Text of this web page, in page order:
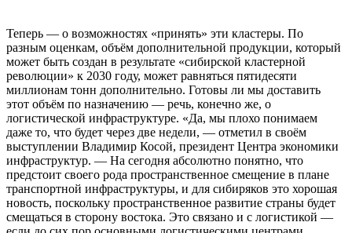
Теперь — о возможностях «принять» эти кластеры. По
разным оценкам, объём дополнительной продукции, который
может быть создан в результате «сибирской кластерной
революции» к 2030 году, может равняться пятидесяти
миллионам тонн дополнительно. Готовы ли мы доставить
этот объём по назначению — речь, конечно же, о
логистической инфраструктуре. «Да, мы плохо понимаем
даже то, что будет через две недели, — отметил в своём
выступлении Владимир Косой, президент Центра экономики
инфраструктур. — На сегодня абсолютно понятно, что
предстоит своего рода пространственное смещение в плане
транспортной инфраструктуры, и для сибиряков это хорошая
новость, поскольку пространственное развитие страны будет
смещаться в сторону востока. Это связано и с логистикой —